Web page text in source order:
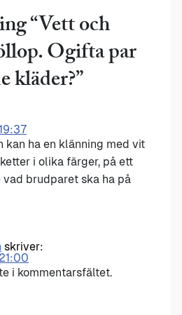
“Vett och
Ogifta par
kläder?”
kan ha en klänning med vit
i olika färger, på ett
brudparet ska ha på
skriver:
i kommentarsfältet.